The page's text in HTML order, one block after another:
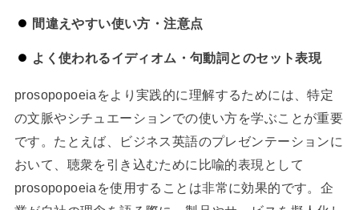
間違えやすい使い方・注意点
よく使われるイディオム・句動詞とのセット表現
prosopopoeiaをより実践的に理解するためには、特定
の文脈やシチュエーションでの使い方を学ぶことが重要
です。たとえば、ビジネス英語のプレゼンテーションに
おいて、聴衆を引き込むために比喩的表現として
prosopopoeiaを使用することは非常に効果的です。企